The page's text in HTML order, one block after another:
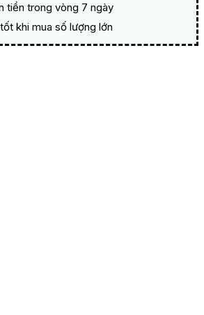
tiền trong vòng 7 ngày
khi mua số lượng lớn